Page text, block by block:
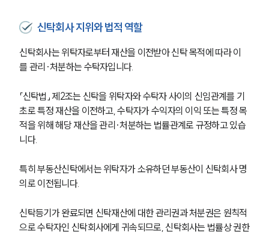
신탁회사 지위와 법적 역할
신탁회사는 위탁자로부터 재산을 이전받아 신탁 목적에 따라 이
를 관리·처분하는 수탁자입니다.
「신탁법」 제2조는 신탁을 위탁자와 수탁자 사이의 신임관계를 기
초로 특정 재산을 이전하고, 수탁자가 수익자의 이익 또는 특정 목
적을 위해 해당 재산을 관리·처분하는 법률관계로 규정하고 있습
니다.
특히 부동산신탁에서는 위탁자가 소유하던 부동산이 신탁회사 명
의로 이전됩니다.
신탁등기가 완료되면 신탁재산에 대한 관리권과 처분권은 원칙적
으로 수탁자인 신탁회사에게 귀속되므로, 신탁회사는 법률상 권한